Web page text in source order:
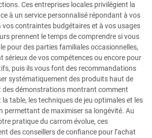
Ces entreprises locales privilégient la
à un service personnalisé répondant à vos
vos contraintes budgétaires et à vos usages
prennent le temps de comprendre si vous
pour des parties familiales occasionnelles,
sérieux de vos compétences ou encore pour
puis ils vous font des recommandations
systématiquement des produits haut de
des démonstrations montrant comment
table, les techniques de jeu optimales et les
permettant de maximiser sa longévité. Au
pratique du carrom évolue, ces
des conseillers de confiance pour l’achat